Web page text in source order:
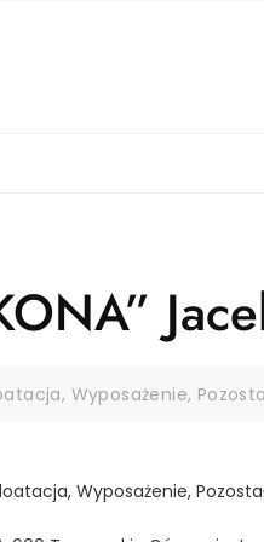
Wyposażenie,
Wyposażenie,